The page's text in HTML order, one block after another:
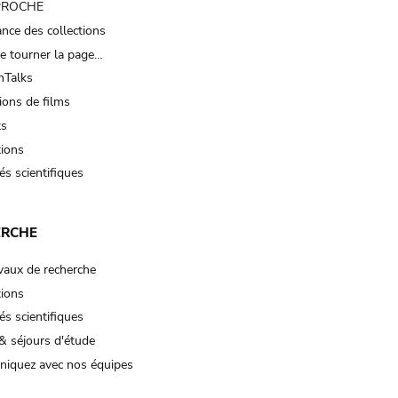
des collections
tourner la page…
de films
scientifiques
de recherche
scientifiques
séjours d'étude
avec nos équipes